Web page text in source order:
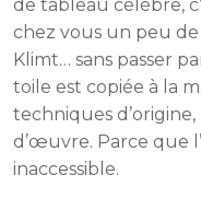
de tableau célèbre,
chez vous un peu
Klimt… sans passer
toile est copiée à la
techniques
d’œuvre. Parce que
inaccessible.